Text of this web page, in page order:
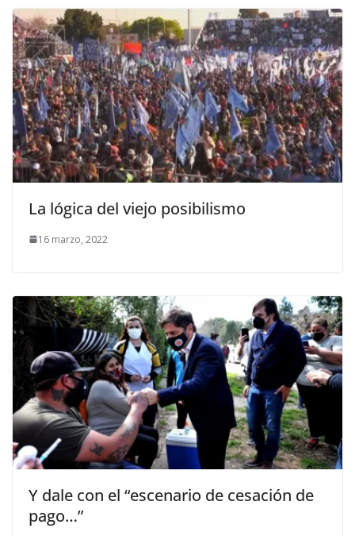
La lógica del viejo posibilismo
16 marzo, 2022
Y dale con el “escenario de cesación de
pago…”